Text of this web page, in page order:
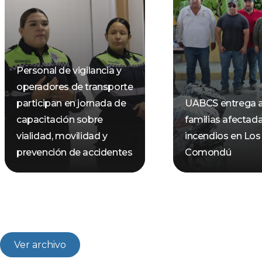
Personal de vigilancia y
operadores de transporte
participan en jornada de
capacitación sobre
vialidad, movilidad y
prevención de accidentes
UABCS entrega
familias
incendios en Los
Comondú
Ver archivo